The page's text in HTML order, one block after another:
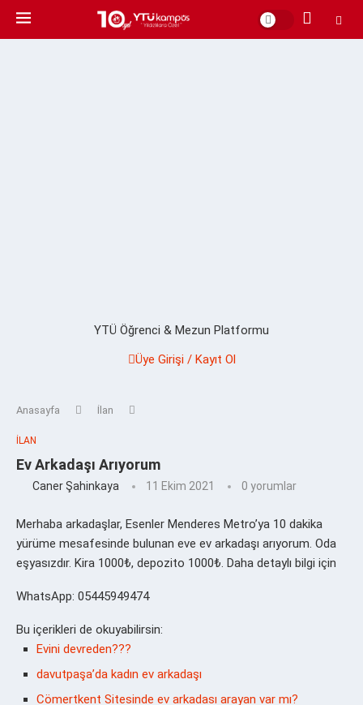
YTÜ Öğrenci & Mezun Platformu
Üye Girişi / Kayıt Ol
Anasayfa İlan
İLAN
Ev Arkadaşı Arıyorum
Caner Şahinkaya 11 Ekim 2021 0 yorumlar
Merhaba arkadaşlar, Esenler Menderes Metro’ya 10 dakika
yürüme mesafesinde bulunan eve ev arkadaşı arıyorum. Oda
eşyasızdır. Kira 1000₺, depozito 1000₺. Daha detaylı bilgi için
WhatsApp: 05445949474
Bu içerikleri de okuyabilirsin:
Evini devreden???
davutpaşa’da kadın ev arkadaşı
Cömertkent Sitesinde ev arkadası arayan var mı?